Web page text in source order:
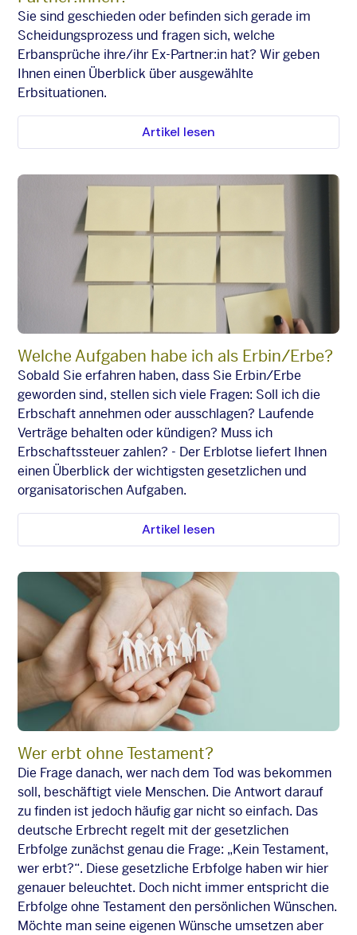
Sie sind geschieden oder befinden sich gerade im
Scheidungsprozess und fragen sich, welche
Erbansprüche ihre/ihr Ex-Partner:in hat? Wir geben
Ihnen einen Überblick über ausgewählte
Erbsituationen.
Artikel lesen
Welche Aufgaben habe ich als Erbin/Erbe?
Sobald Sie erfahren haben, dass Sie Erbin/Erbe
geworden sind, stellen sich viele Fragen: Soll ich die
Erbschaft annehmen oder ausschlagen? Laufende
Verträge behalten oder kündigen? Muss ich
Erbschaftssteuer zahlen? - Der Erblotse liefert Ihnen
einen Überblick der wichtigsten gesetzlichen und
organisatorischen Aufgaben.
Artikel lesen
Wer erbt ohne Testament?
Die Frage danach, wer nach dem Tod was bekommen
soll, beschäftigt viele Menschen. Die Antwort darauf
zu finden ist jedoch häufig gar nicht so einfach. Das
deutsche Erbrecht regelt mit der gesetzlichen
Erbfolge zunächst genau die Frage: „Kein Testament,
wer erbt?“. Diese gesetzliche Erbfolge haben wir hier
genauer beleuchtet. Doch nicht immer entspricht die
Erbfolge ohne Testament den persönlichen Wünschen.
Möchte man seine eigenen Wünsche umsetzen aber